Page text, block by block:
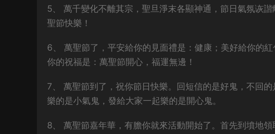
5、 萬千變化不離其宗，聖旦淨末各顯神通，節日氣氛诙
聖節快樂！
6、 萬聖節了，平安給你的見面禮是：健康；美好給你的
你的祝福是：萬聖節開心，福運無邊！
7、 萬聖節到了，祝你節日快樂。回短信的是好鬼，不回
樂的是小氣鬼，發給大家一起樂的是開心鬼。
8、 萬聖節嘉年華，有膽你就來活動開始了。首先到墳地